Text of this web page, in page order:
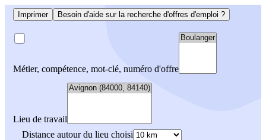
Imprimer Besoin d'aide sur la recherche d'offres d'emploi ?
Métier, compétence, mot-clé, numéro d'offre
Lieu de travail
Distance autour du lieu choisi